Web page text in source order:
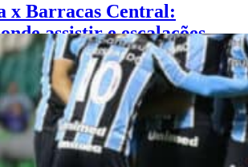
x Barracas Central:
assistir e escalações
Argentino (12/06)